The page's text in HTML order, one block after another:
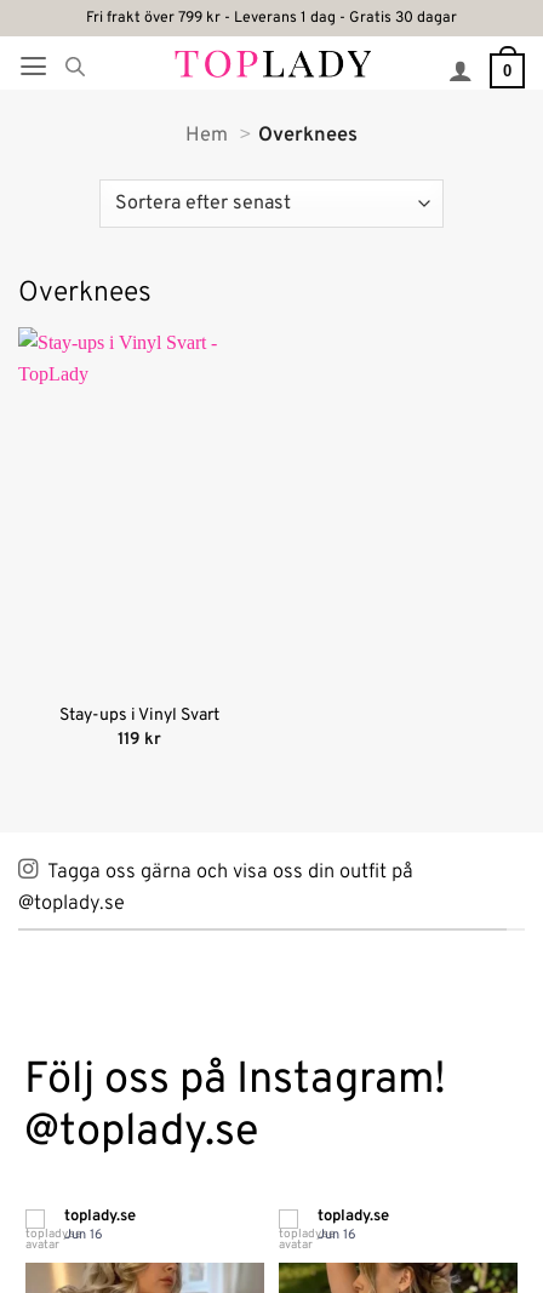
content
Fri frakt över 799 kr - Leverans 1 dag - Gratis 30 dagar
0
Hem Overknees
Overknees
Stay-ups i Vinyl Svart
119 kr
Tagga oss gärna och visa oss din outfit på
@toplady.se
Följ oss på Instagram!
@toplady.se
toplady.se
Jun 16
toplady.se
Jun 16